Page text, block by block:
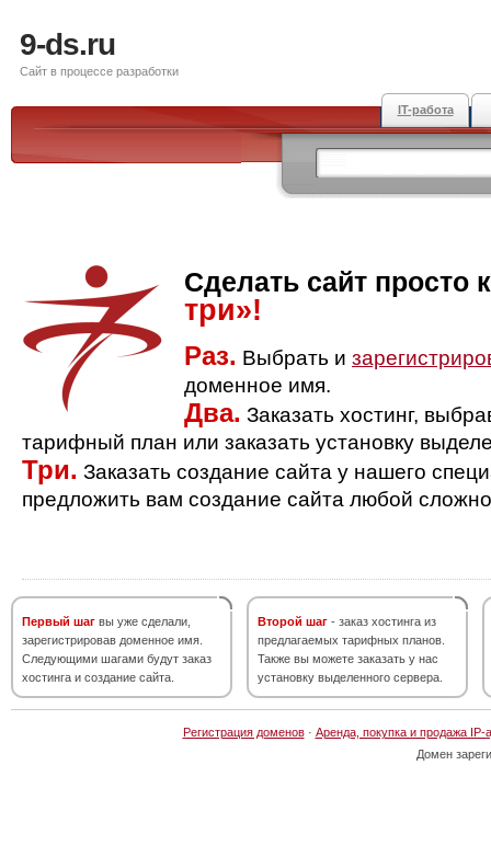
9-ds.ru
Сайт в процессе разработки
IT-работа
Сделать сайт просто
три»!
Раз. Выбрать и
доменное имя.
Два. Заказать хостинг,
тарифный план или заказать установку
Три. Заказать создание сайта у нашего
предложить вам создание сайта любой
Первый шаг вы уже сделали,
зарегистрировав доменное имя.
Следующими шагами будут заказ
хостинга и создание сайта.
Второй шаг - заказ хостинга из
предлагаемых тарифных планов.
Также вы можете заказать у нас
установку выделенного сервера.
Регистрация доменов· Аренда, покупка и продажа IP-
Домен